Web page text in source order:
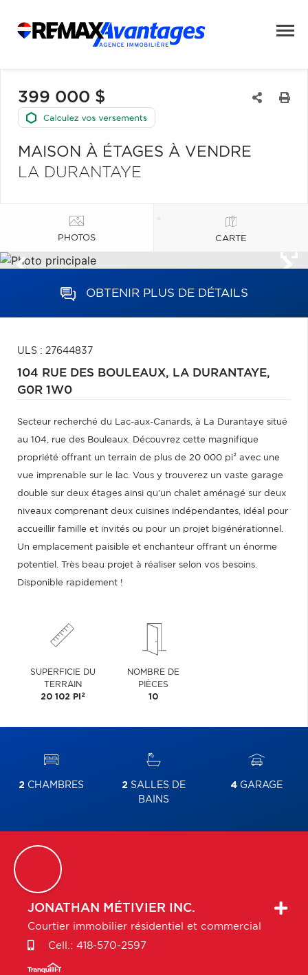
399 000 $
MAISON À ÉTAGES À VENDRE
LA DURANTAYE
PHOTOS CARTE
OBTENIR PLUS DE DÉTAILS
ULS : 27644837
104 RUE DES BOULEAUX, LA DURANTAYE,
G0R 1W0
Secteur recherché du Lac-aux-Canards, à La Durantaye situé
au 104, rue des Bouleaux. Découvrez cette magnifique
propriété offrant un terrain de plus de 20 000 pi² avec une
vue imprenable sur le lac. Vous y trouverez un vaste garage
double sur deux étages ainsi qu'un chalet aménagé sur deux
niveaux comprenant deux cuisines indépendantes, idéal pour
accueillir famille et invités ou pour un projet bigénérationnel.
Un emplacement paisible et enchanteur offrant un énorme
potentiel. Très beau projet à réaliser selon vos besoins.
Disponible rapidement !
SUPERFICIE DU
TERRAIN
20 102 PI 2
NOMBRE DE
PIÈCES
10
2 CHAMBRES 2 SALLES DE
BAINS
4 GARAGE
JONATHAN MÉTIVIER INC.
Courtier immobilier résidentiel et commercial
Cell.: 418-570-2597